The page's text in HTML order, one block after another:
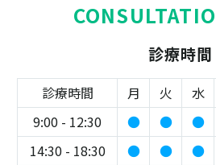
診療時間
診療時間 月 火 水
9:00 - 12:30
● ● ●
14:30 - 18:30
● ● ●